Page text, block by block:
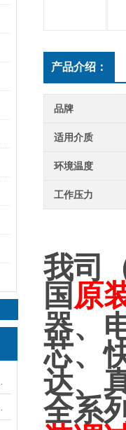
产品介绍：
品牌
适用介质
环境温度
工作压力
我司
国 原
器、
芯、
达、
全系